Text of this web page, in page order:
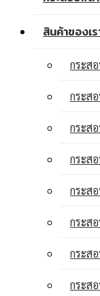
สินค้าของเร
กระส
กระส
กระส
กระส
กระส
กระส
กระส
กระส